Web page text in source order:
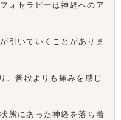
ォセラピーは神経へのア
引いていくことがありま
、普段よりも痛みを感じ
態にあった神経を落ち着